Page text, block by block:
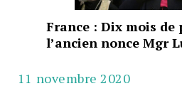
France : Dix mois de
l’ancien nonce Mgr
11 novembre 2020